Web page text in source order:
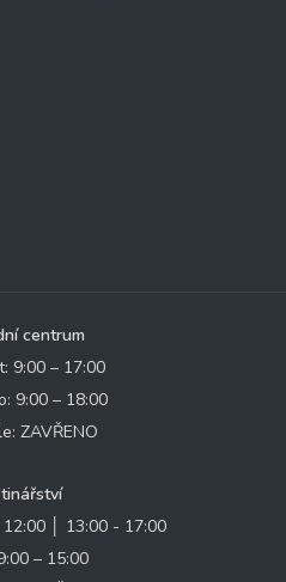
centrum
9:00 – 17:00
9:00 – 18:00
ZAVŘENO
│ 13:00 - 17:00
– 15:00